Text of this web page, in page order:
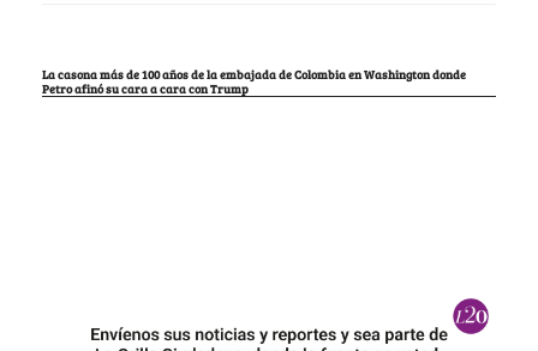
La casona más de 100 años de la embajada de Colombia en Washington donde
Petro afinó su cara a cara con Trump